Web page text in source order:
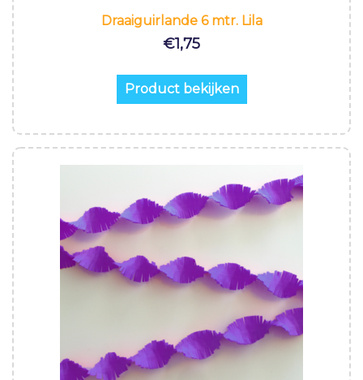
Draaiguirlande 6 mtr. Lila
€1,75
Product bekijken